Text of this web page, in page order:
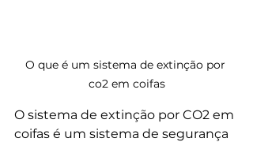
O que é um sistema de extinção por
co2 em coifas
O sistema de extinção por CO2 em
coifas é um sistema de segurança